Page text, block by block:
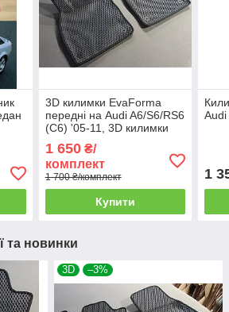
3D килимки EvaForma
передні на Audi A6/S6/RS6
(C6) '05-11, 3D килимки
1 650₴/
комплект
1 700 ₴/комплект
Купити
1
та новинки
3D –3%